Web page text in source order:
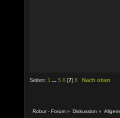
Seiten: 1 ... 5 6 [7] 8 Nach oben
Robur - Forum » Diskussion »